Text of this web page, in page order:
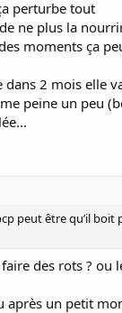
perturbe tout
ne plus la
moments ça
2 mois elle
peine un peu
peut être qu’il boit
des rots ? ou
après un petit